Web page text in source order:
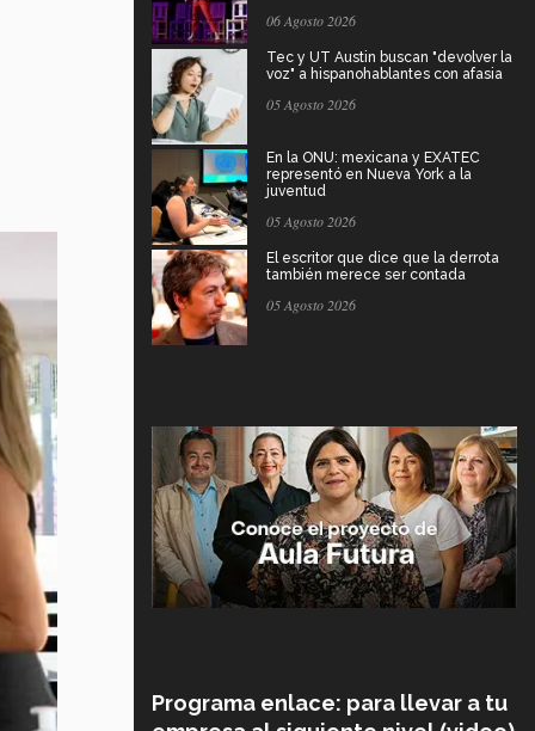
06 Agosto 2026
Tec y UT Austin buscan "devolver la
voz" a hispanohablantes con afasia
05 Agosto 2026
En la ONU: mexicana y EXATEC
representó en Nueva York a la
juventud
05 Agosto 2026
El escritor que dice que la derrota
también merece ser contada
05 Agosto 2026
Programa enlace: para llevar a tu